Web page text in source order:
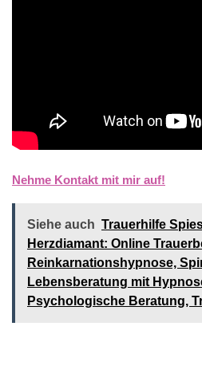
Nehme Kontakt mit mir auf!
Siehe auch Trauerhilfe
Herzdiamant: Online
Reinkarnationshypnose,
Lebensberatung mit
Psychologische Beratung,